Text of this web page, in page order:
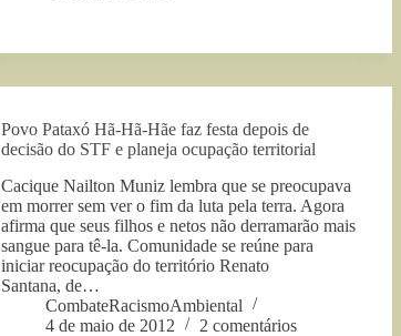
Povo Pataxó Hã-Hã-Hãe faz festa depois de
decisão do STF e planeja ocupação territorial
Cacique Nailton Muniz lembra que se preocupava
em morrer sem ver o fim da luta pela terra. Agora
afirma que seus filhos e netos não derramarão mais
sangue para tê-la. Comunidade se reúne para
iniciar reocupação do território Renato
Santana, de…
CombateRacismoAmbiental
4 de maio de 2012
2 comentários